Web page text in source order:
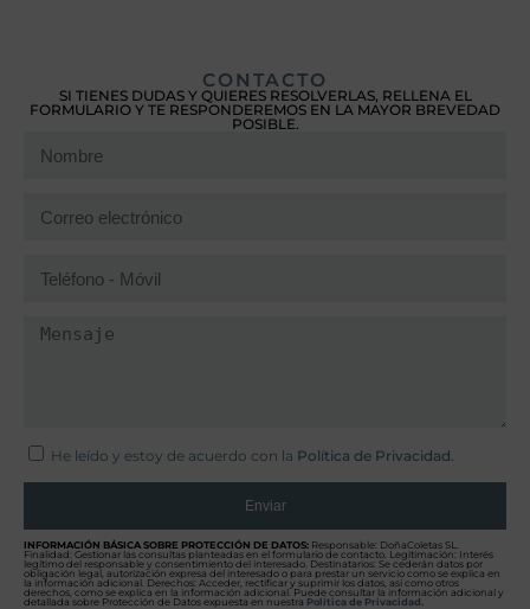
CONTACTO
SI TIENES DUDAS Y QUIERES RESOLVERLAS, RELLENA EL
FORMULARIO Y TE RESPONDEREMOS EN LA MAYOR BREVEDAD
POSIBLE.
He leído y estoy de acuerdo con la Política de Privacidad.
Enviar
INFORMACIÓN BÁSICA SOBRE PROTECCIÓN DE DATOS: Responsable: DoñaColetas SL.
Finalidad: Gestionar las consultas planteadas en el formulario de contacto. Legitimación: Interés
legítimo del responsable y consentimiento del interesado. Destinatarios: Se cederán datos por
obligación legal, autorización expresa del interesado o para prestar un servicio como se explica en
la información adicional. Derechos: Acceder, rectificar y suprimir los datos, así como otros
derechos, como se explica en la información adicional. Puede consultar la información adicional y
detallada sobre Protección de Datos expuesta en nuestra Política de Privacidad.